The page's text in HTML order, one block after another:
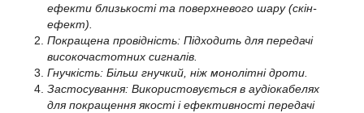
ефекти близькості та поверхневого шару (скін-
ефект).
Покращена провідність: Підходить для передачі
високочастотних сигналів.
Гнучкість: Більш гнучкий, ніж монолітні дроти.
Застосування: Використовується в аудіокабелях
для покращення якості і ефективності передачі